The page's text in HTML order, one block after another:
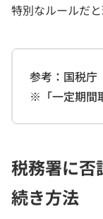
特別なルールだ
参考：国税庁
※「一定期間
税務署に否
続き方法